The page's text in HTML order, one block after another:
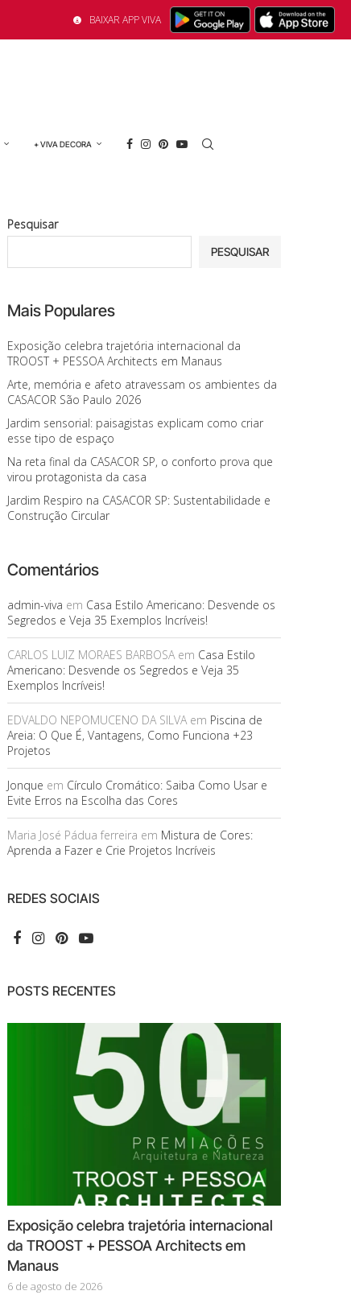
BAIXAR APP VIVA
+ VIVA DECORA
Pesquisar
PESQUISAR
Mais Populares
Exposição celebra trajetória internacional da
TROOST + PESSOA Architects em Manaus
Arte, memória e afeto atravessam os ambientes da
CASACOR São Paulo 2026
Jardim sensorial: paisagistas explicam como criar
esse tipo de espaço
Na reta final da CASACOR SP, o conforto prova que
virou protagonista da casa
Jardim Respiro na CASACOR SP: Sustentabilidade e
Construção Circular
Comentários
admin-viva em Casa Estilo Americano: Desvende os
Segredos e Veja 35 Exemplos Incríveis!
CARLOS LUIZ MORAES BARBOSAem Casa Estilo
Americano: Desvende os Segredos e Veja 35
Exemplos Incríveis!
EDVALDO NEPOMUCENO DA SILVAem Piscina de
Areia: O Que É, Vantagens, Como Funciona +23
Projetos
Jonque em Círculo Cromático: Saiba Como Usar e
Evite Erros na Escolha das Cores
Maria José Pádua ferreira em Mistura de Cores:
Aprenda a Fazer e Crie Projetos Incríveis
REDES SOCIAIS
POSTS RECENTES
Exposição celebra trajetória internacional
da TROOST + PESSOA Architects em
Manaus
6 de agosto de 2026